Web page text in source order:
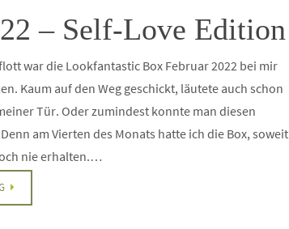
– Self-Love Edition
war die Lookfantastic Box Februar 2022 bei mir
Kaum auf den Weg geschickt, läutete auch schon
Tür. Oder zumindest konnte man diesen
am Vierten des Monats hatte ich die Box, soweit
nie erhalten.…